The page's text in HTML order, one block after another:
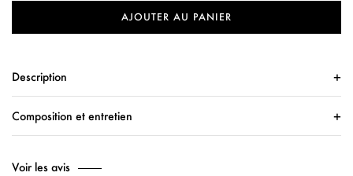
AJOUTER AU PANIER
Description
Composition et entretien
Voir les avis